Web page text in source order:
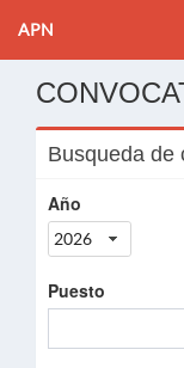
APN
Busqueda de
Año
2026
Puesto